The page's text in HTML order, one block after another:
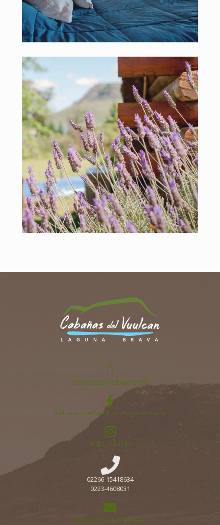
Certificado de Excelencia
Cabañas Del Vuulcan - Laguna Brava
@del_vuulcan
02266-15418634
0223-4608031
delvuulcan@gmail.com